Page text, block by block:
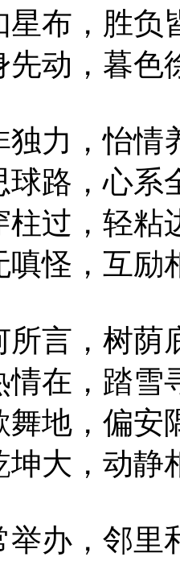
星布，胜负
先动，暮色
独力，怡情
球路，心系
柱过，轻粘
嗔怪，互励
所言，树荫
情在，踏雪
舞地，偏安
坤大，动静
举办，邻里